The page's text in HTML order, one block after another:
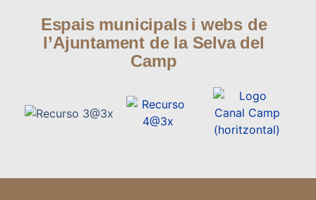
Espais municipals i webs de
l’Ajuntament de la Selva del
Camp